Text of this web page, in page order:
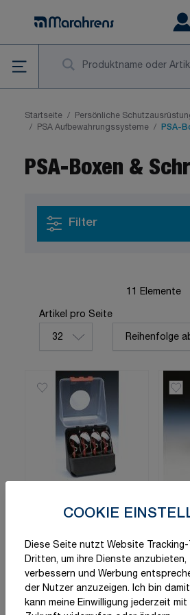
COOKIE
Diese Seite nutzt Website Tracking-
Dritten, um ihre Dienste
verbessern und Werbung
der Nutzer anzuzeigen. Ich bin
kann meine Einwilligung jederzeit
Startseite /
Persönliche
/
PSA Aufbewahrungssysteme / PSA-
PSA-Boxen &
Filter
11 Elemente
Artikel pro Seite
pro Seite
GEBRA Schutzbox
Schutzbrillen,
Gebotszeichen
"Augenschutz
benutzen"
ab20,67 €
Schnell lieferbar
Varianten
vorhanden
ab